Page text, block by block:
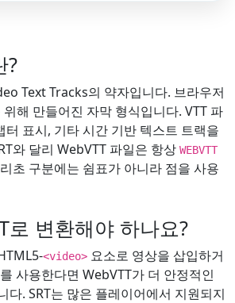
?
Text Tracks의 약자입니다. 브라우저
해 만들어진 자막 형식입니다. VTT 파
터 표시, 기타 시간 기반 텍스트 트랙을
와 달리 WebVTT 파일은 항상 WEBVTT
초 구분에는 쉼표가 아니라 점을 사용
로 변환해야 하나요?
<video> 요소로 영상을 삽입하거
사용한다면 WebVTT가 더 안정적인
다. SRT는 많은 플레이어에서 지원되지